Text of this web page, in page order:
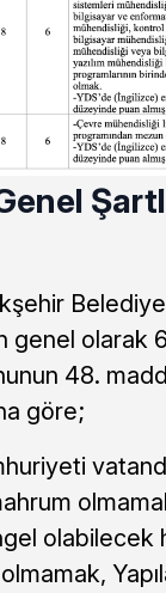
genel olarak
48.
göre;
olabilecek